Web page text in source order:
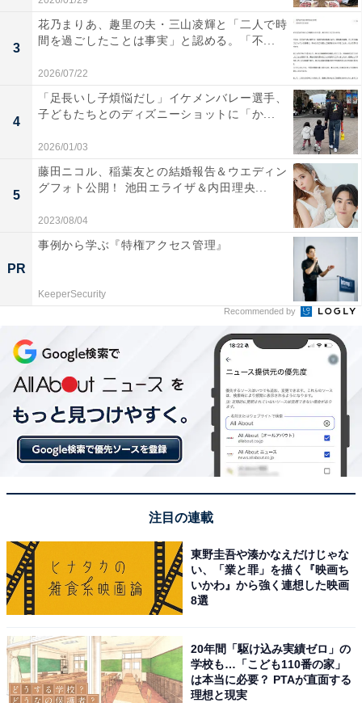
3
花乃まりあ、趣里の夫・三山凌輝と「二人で時
間を過ごしたことは事実」と認める。「不...
2026/07/22
4
「足長いし子煩悩だし」イケメンバレー選手、
子どもたちとのディズニーショットに「か...
2026/01/03
5
藤田ニコル、稲葉友との結婚報告＆ウエディン
グフォト公開！ 池田エライザ＆内田理央...
2023/08/04
PR
事例から学ぶ『特権アクセス管理』
KeeperSecurity
Recommended by
注目の連載
東野圭吾や湊かなえだけじゃな
い、「業と罪」を描く『映画ち
いかわ』から強く連想した映画
8選
20年間「駆け込み実績ゼロ」の
学校も…「こども110番の家」
は本当に必要？ PTAが直面する
理想と現実